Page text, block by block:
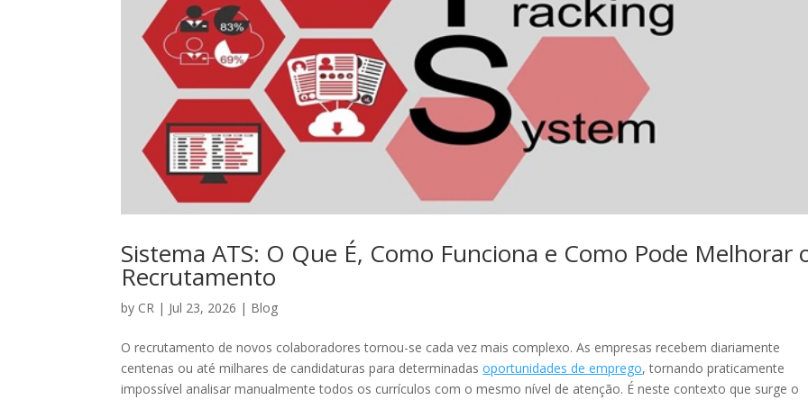
Sistema ATS: O Que É, Como Funciona e Como Pode Melhorar
Recrutamento
by CR | Jul 23, 2026 | Blog
O recrutamento de novos colaboradores tornou-se cada vez mais complexo. As empresas recebem diariamente
centenas ou até milhares de candidaturas para determinadasoportunidades de emprego, tornando praticamente
impossível analisar manualmente todos os currículos com o mesmo nível de atenção. É neste contexto que surge o